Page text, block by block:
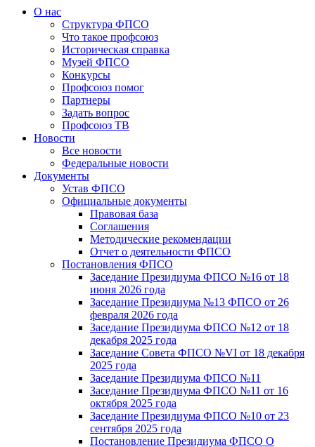
О нас
Структура ФПСО
Что такое профсоюз
Историческая справка
Музей ФПСО
Конкурсы
Профсоюз помог
Партнеры
Задать вопрос
Профсоюз ТВ
Новости
Все новости
Федеральные новости
Документы
Устав ФПСО
Официальные документы
Правовая база
Соглашения
Методические рекомендации
Отчет о деятельности ФПСО
Постановления ФПСО
Заседание Президиума ФПСО №16 от 18
июня 2026 года
Заседание Президиума №13 ФПСО от 26
февраля 2026 года
Заседание Президиума ФПСО №12 от 18
декабря 2025 года
Заседание Совета ФПСО №VI от 18 декабря
2025 года
Заседание Президиума ФПСО №11
Заседание Президиума ФПСО №11 от 16
октября 2025 года
Заседание Президиума ФПСО №10 от 23
сентября 2025 года
Постановление Президиума ФПСО О